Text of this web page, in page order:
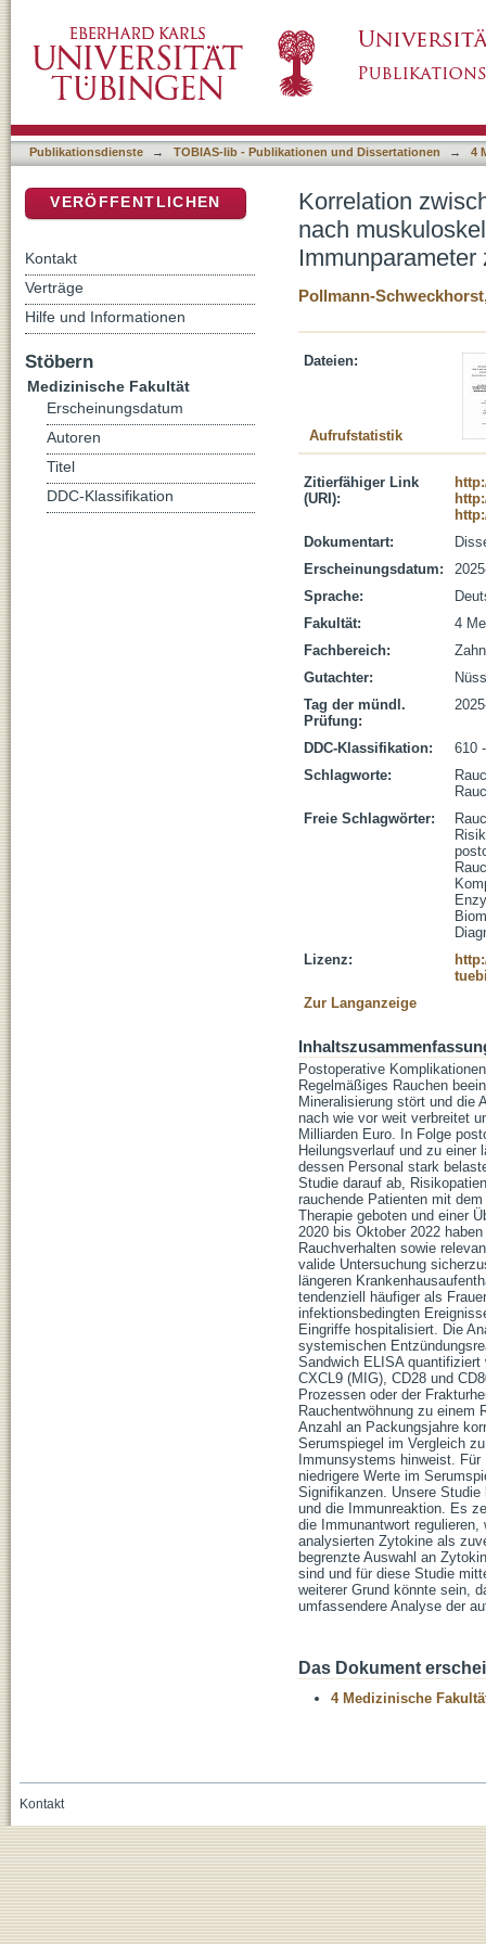
Eingriffen: Analyse einzelner
Rauchern
Publikationsdienste → TOBIAS-lib - Publikationen und Dissertationen → 4
Korrelation
nach
Pollmann-
Dateien:
Aufrufstatistik
Zitierfähiger Link
(URI):
Dokumentart:
Erscheinungsdatum:
Sprache:
Fakultät:
4
Fachbereich:
Gutachter:
Tag der mündl.
Prüfung:
DDC-Klassifikation:
610
Schlagworte:
Freie Schlagwörter:
Lizenz:
Zur Langanzeige
Postoperative
Regelmäßiges Rauchen
Mineralisierung stört und die
nach wie vor weit verbreitet
Milliarden Euro. In Folge
Heilungsverlauf und zu einer
dessen Personal stark
Studie darauf ab,
rauchende Patienten mit
Therapie geboten und einer
2020 bis Oktober 2022
Rauchverhalten sowie
valide Untersuchung
längeren
tendenziell häufiger als
infektionsbedingten
Eingriffe hospitalisiert. Die
systemischen
Sandwich ELISA
CXCL9 (MIG), CD28 und
Prozessen oder der
Rauchentwöhnung zu einem
Anzahl an Packungsjahre
Serumspiegel im Vergleich
Immunsystems hinweist.
niedrigere Werte im
Signifikanzen. Unsere
und die Immunreaktion. Es
die Immunantwort
analysierten Zytokine als
begrenzte Auswahl an
sind und für diese Studie
weiterer Grund könnte sein,
umfassendere Analyse der
Das Dokument
4 Medizinische
VERÖFFENTLICHEN
Kontakt
Verträge
Hilfe und Informationen
Stöbern
Medizinische Fakultät
Erscheinungsdatum
Autoren
Titel
DDC-Klassifikation
Kontakt